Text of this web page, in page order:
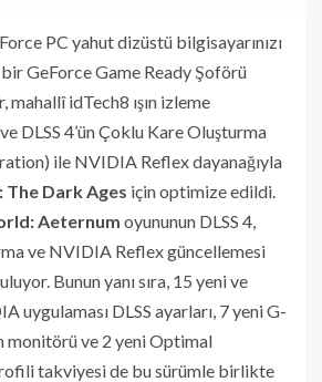
PC yahut dizüstü bilgisayarınızı
GeForce Game Ready Şoförü
mahallî idTech8 ışın izleme
DLSS 4’ün Çoklu Kare Oluşturma
ile NVIDIA Reflex dayanağıyla
The Dark Ages için optimize edildi.
Aeternum oyununun DLSS 4,
ve NVIDIA Reflex güncellemesi
Bunun yanı sıra, 15 yeni ve
uygulaması DLSS ayarları, 7 yeni G-
monitörü ve 2 yeni Optimal
takviyesi de bu sürümle birlikte